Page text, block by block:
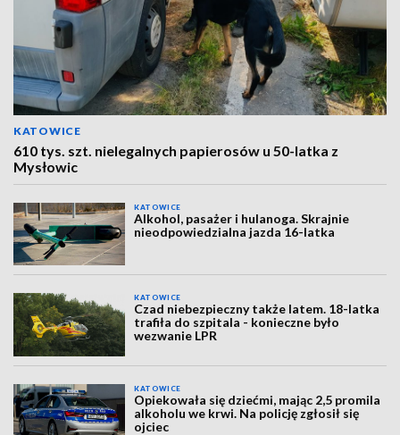
KATOWICE
610 tys. szt. nielegalnych papierosów u 50-latka z
Mysłowic
KATOWICE
Alkohol, pasażer i hulanoga. Skrajnie
nieodpowiedzialna jazda 16-latka
KATOWICE
Czad niebezpieczny także latem. 18-latka
trafiła do szpitala - konieczne było
wezwanie LPR
KATOWICE
Opiekowała się dziećmi, mając 2,5 promila
alkoholu we krwi. Na policję zgłosił się
ojciec